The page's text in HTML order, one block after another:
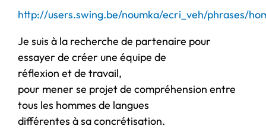
http://users.swing.be/noumka/ecri_veh/phrases/
Je suis à la recherche de partenaire pour
essayer de créer une équipe de
réflexion et de travail,
pour mener se projet de compréhension entre
tous les hommes de langues
différentes à sa concrétisation.